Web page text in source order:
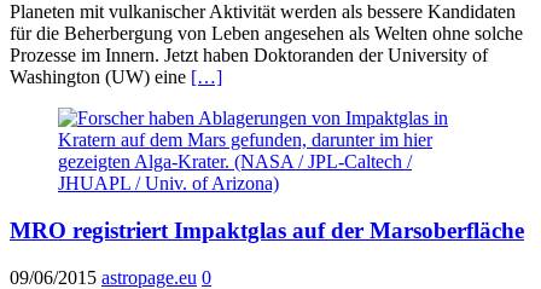
Planeten mit vulkanischer Aktivität werden als bessere Kandidaten
für die Beherbergung von Leben angesehen als Welten ohne solche
Prozesse im Innern. Jetzt haben Doktoranden der University of
Washington (UW) eine […]
MRO registriert Impaktglas auf der Marsoberfläche
09/06/2015 astropage.eu 0